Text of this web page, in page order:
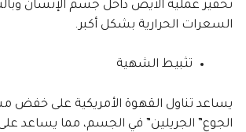
تحفيز عملية الأيض داخل جسم الإنسان
السعرات الحرارية بشكل أكبر.
تثبيط الشهية
يساعد تناول القهوة الأمريكية على خفض
الجوع” الجريلين” في الجسم، مما يساعد